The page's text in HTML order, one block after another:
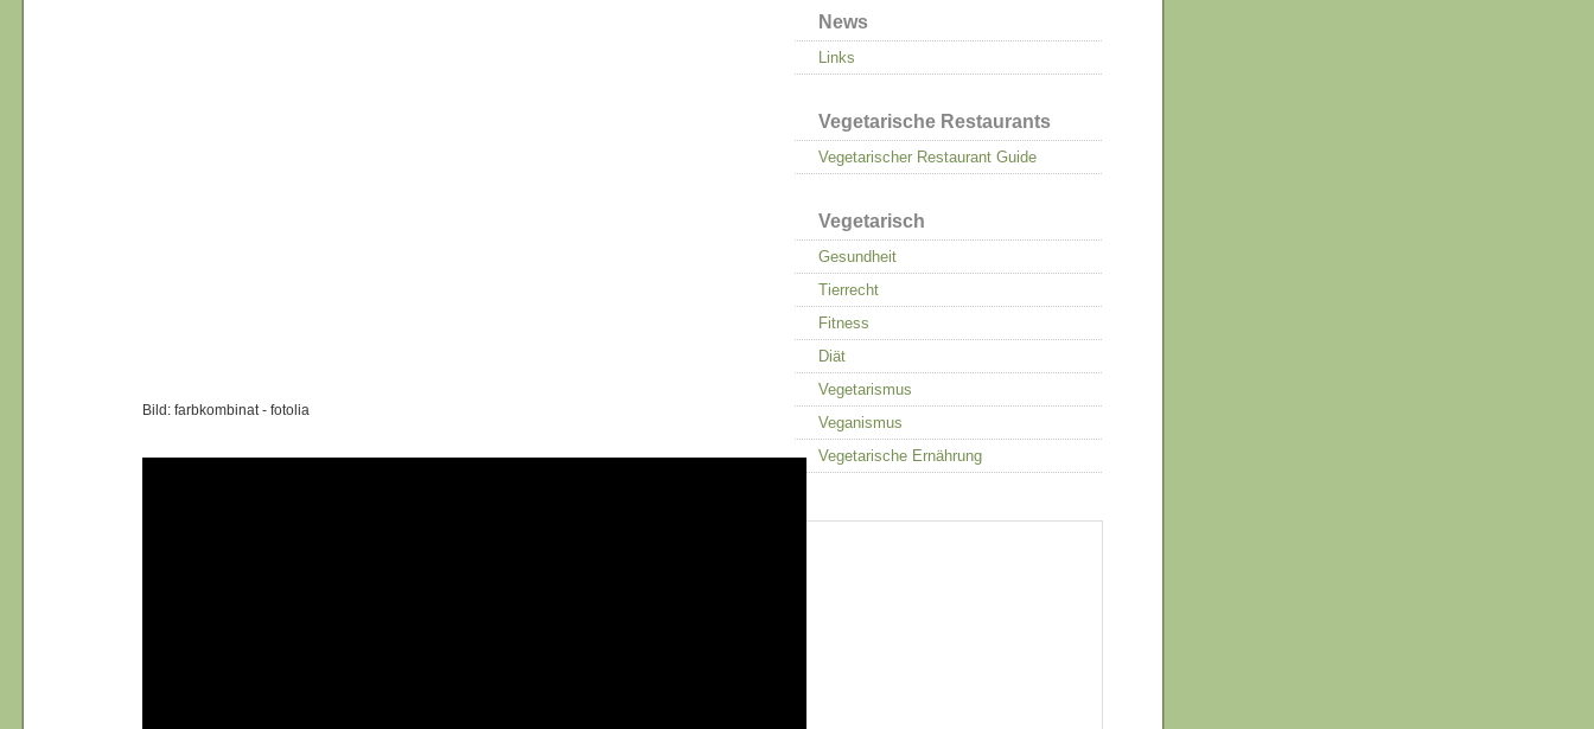
Bild: farbkombinat - fotolia
News
Links
Vegetarische Restaurants
Vegetarischer Restaurant Guide
Vegetarisch
Gesundheit
Tierrecht
Fitness
Diät
Vegetarismus
Veganismus
Vegetarische Ernährung